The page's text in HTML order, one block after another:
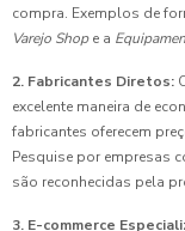
compra. Exemplos de
Varejo Shope a
2. Fabricantes Diretos:
excelente maneira de
fabricantes oferecem
Pesquise por empresas
são reconhecidas pela
3. E-commerce